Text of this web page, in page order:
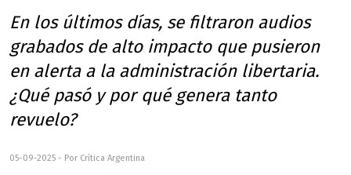
En los últimos días, se filtraron audios
grabados de alto impacto que pusieron
en alerta a la administración libertaria.
¿Qué pasó y por qué genera tanto
revuelo?
05-09-2025 - Por Crítica Argentina